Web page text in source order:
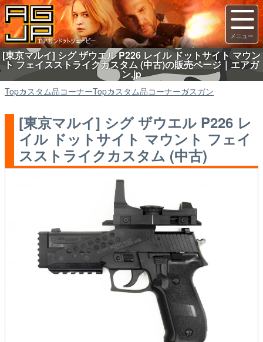
[東京マルイ] シグ ザウエル P226 レイル ドットサイト マウン
ト フェイスストライクカスタム (中古)の販売ページ｜エアガ
ン.jp
Topカスタム品コーナーTopカスタム品コーナーガスガン
[東京マルイ] シグ ザウエル P226 レ
イル ドットサイト マウント フェイ
スストライクカスタム (中古)